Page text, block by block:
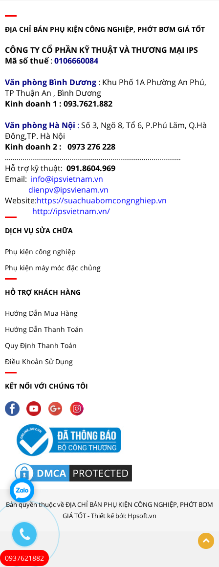
ĐỊA CHỈ BÁN PHỤ KIỆN CÔNG NGHIỆP, PHỚT BƠM GIÁ TỐT
CÔNG TY CỔ PHẦN KỸ THUẬT VÀ THƯƠNG MẠI IPS
Mã số thuế: 0106660084
Văn phòng Bình Dương : Khu Phố 1A Phường An Phú,
TP Thuận An , Bình Dương
Kinh doanh 1 : 093.7621.882
Văn phòng Hà Nội : Số 3, Ngõ 8, Tổ 6, P.Phú Lãm, Q.Hà
Đông,TP. Hà Nội
Kinh doanh 2 : 0973 276 228
..........................................................................................
Hỗ trợ kỹ thuật: 091.8604.969
Email: info@ipsvietnam.vn
dienpv@ipsvienam.vn
Website:https://suachuabomcongnghiep.vn
http://ipsvietnam.vn/
DỊCH VỤ SỬA CHỮA
Phụ kiện công nghiệp
Phụ kiện máy móc đặc chủng
HỖ TRỢ KHÁCH HÀNG
Hướng Dẫn Mua Hàng
Hướng Dẫn Thanh Toán
Quy Định Thanh Toán
Điều Khoản Sử Dụng
KẾT NỐI VỚI CHÚNG TÔI
Bản quyền thuộc về ĐỊA CHỈ BÁN PHỤ KIỆN CÔNG NGHIỆP, PHỚT BƠM
GIÁ TỐT - Thiết kế bởi: Hpsoft.vn
0937621882